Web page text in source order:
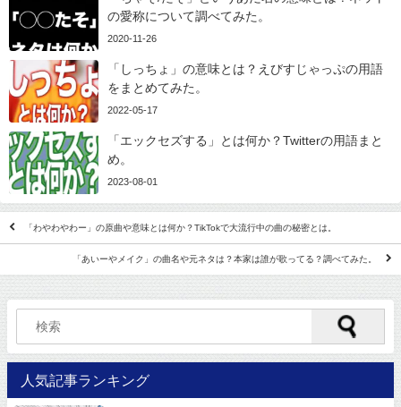
の愛称について調べてみた。
2020-11-26
「しっちょ」の意味とは？えびすじゃっぷの用語
をまとめてみた。
2022-05-17
「エックセズする」とは何か？Twitterの用語まと
め。
2023-08-01
「わやわやわー」の原曲や意味とは何か？TikTokで大流行中の曲の秘密とは。
「あいーやメイク」の曲名や元ネタは？本家は誰が歌ってる？調べてみた。
人気記事ランキング